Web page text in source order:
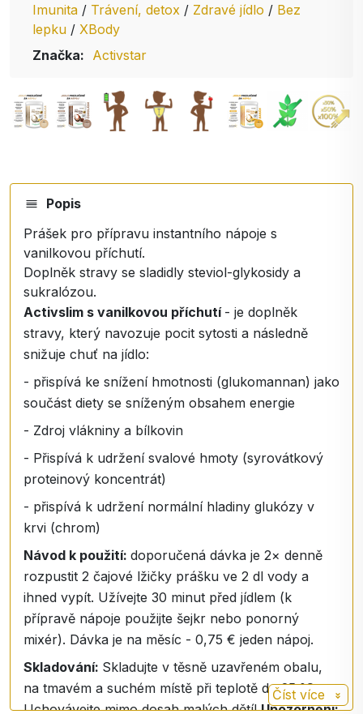
Imunita / Trávení, detox / Zdravé jídlo / Bez
lepku / XBody
Značka: Activstar
Popis
Prášek pro přípravu instantního nápoje s
vanilkovou příchutí.
Doplněk stravy se sladidly steviol-glykosidy a
sukralózou.
Activslim s vanilkovou příchutí - je doplněk
stravy, který navozuje pocit sytosti a následně
snižuje chuť na jídlo:
- přispívá ke snížení hmotnosti (glukomannan) jako
součást diety se sníženým obsahem energie
- Zdroj vlákniny a bílkovin
- Přispívá k udržení svalové hmoty (syrovátkový
proteinový koncentrát)
- přispívá k udržení normální hladiny glukózy v
krvi (chrom)
Návod k použití: doporučená dávka je 2× denně
rozpustit 2 čajové lžičky prášku ve 2 dl vody a
ihned vypít. Užívejte 30 minut před jídlem (k
přípravě nápoje použijte šejkr nebo ponorný
mixér). Dávka je na měsíc - 0,75 € jeden nápoj.
Skladování: Skladujte v těsně uzavřeném obalu,
na tmavém a suchém místě při teplotě do 25 °C.
Uchovávejte mimo dosah malých dětí!Upozornění:
Číst více